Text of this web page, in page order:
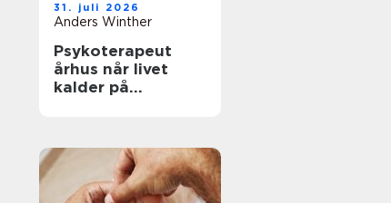
31. juli 2026
Anders Winther
Psykoterapeut
århus når livet
kalder på